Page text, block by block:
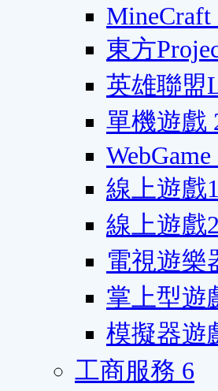
MineCraft
東方
英雄聯盟
單機遊戲
WebGame
線上遊戲1
線上遊戲2
電視遊樂
掌上型遊
模擬器遊
工商服務 6